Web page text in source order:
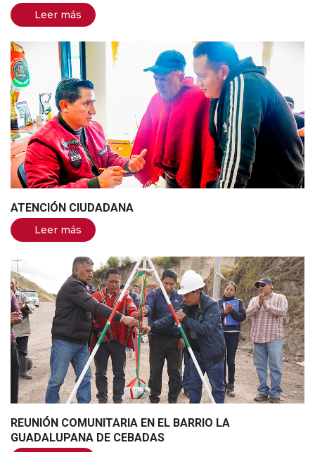
Leer más
ATENCIÓN CIUDADANA
Leer más
REUNIÓN COMUNITARIA EN EL BARRIO LA
GUADALUPANA DE CEBADAS